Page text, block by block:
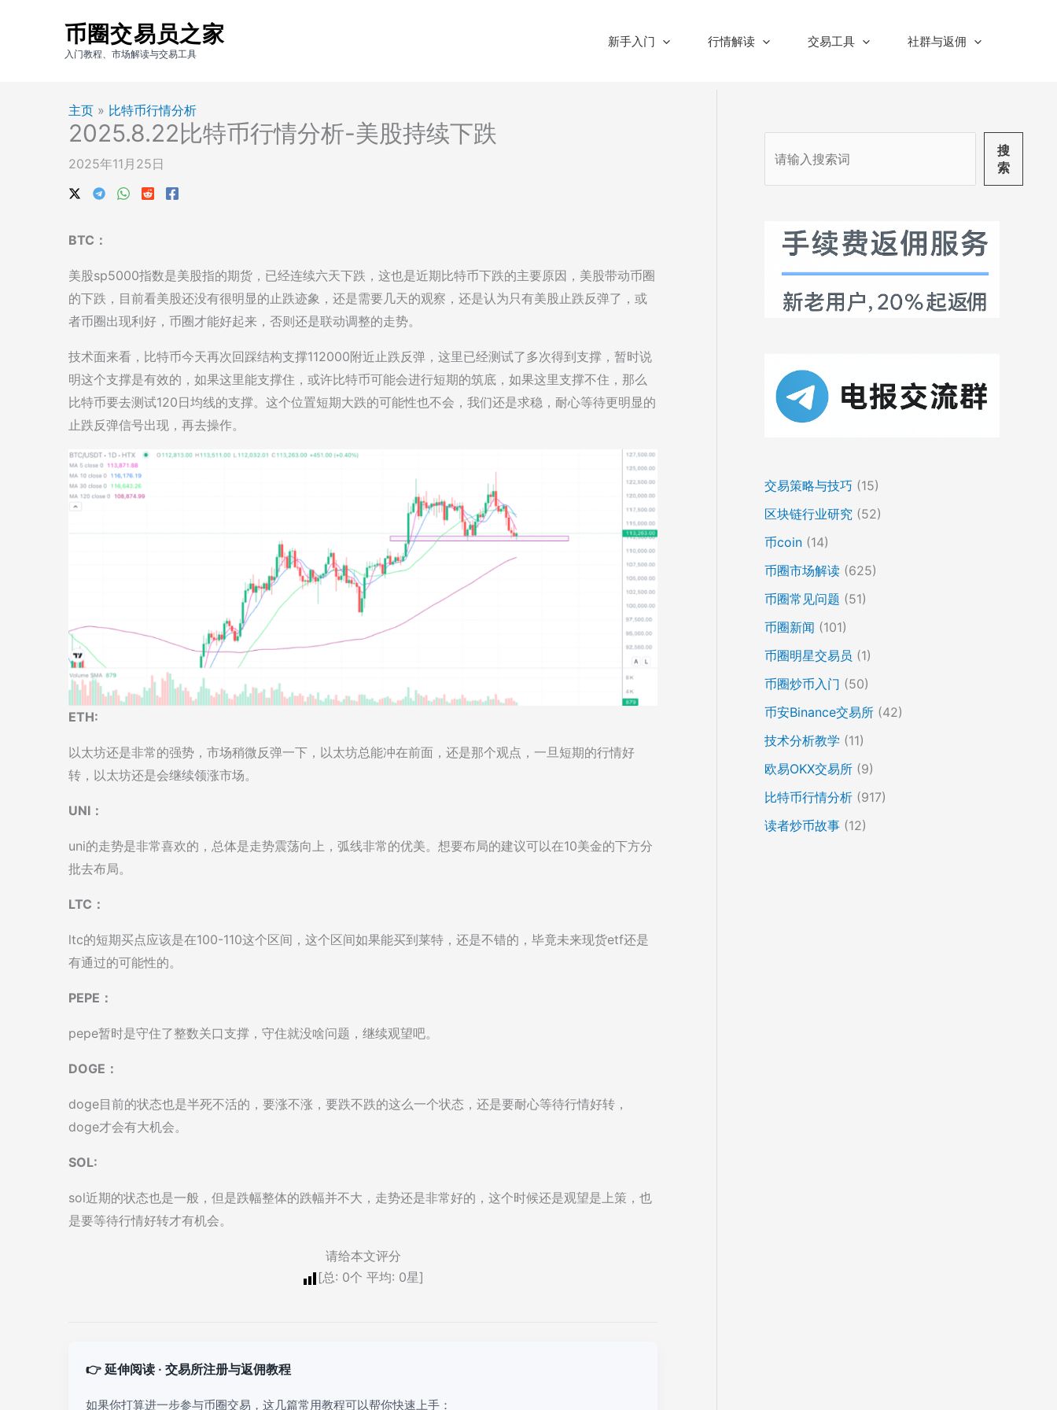
币圈交易员之家
入门教程、市场解读与交易工具
新手入门 行情解读 交易工具 社群与返佣
主页 » 比特币行情分析
2025.8.22比特币行情分析-美股持续下跌
2025年11月25日
BTC：
美股sp5000指数是美股指的期货，已经连续六天下跌，这也是近期比特币下跌的主要原因，美股带动币圈
的下跌，目前看美股还没有很明显的止跌迹象，还是需要几天的观察，还是认为只有美股止跌反弹了，或
者币圈出现利好，币圈才能好起来，否则还是联动调整的走势。
技术面来看，比特币今天再次回踩结构支撑112000附近止跌反弹，这里已经测试了多次得到支撑，暂时说
明这个支撑是有效的，如果这里能支撑住，或许比特币可能会进行短期的筑底，如果这里支撑不住，那么
比特币要去测试120日均线的支撑。这个位置短期大跌的可能性也不会，我们还是求稳，耐心等待更明显的
止跌反弹信号出现，再去操作。
ETH:
以太坊还是非常的强势，市场稍微反弹一下，以太坊总能冲在前面，还是那个观点，一旦短期的行情好
转，以太坊还是会继续领涨市场。
UNI：
uni的走势是非常喜欢的，总体是走势震荡向上，弧线非常的优美。想要布局的建议可以在10美金的下方分
批去布局。
LTC：
ltc的短期买点应该是在100-110这个区间，这个区间如果能买到莱特，还是不错的，毕竟未来现货etf还是
有通过的可能性的。
PEPE：
pepe暂时是守住了整数关口支撑，守住就没啥问题，继续观望吧。
DOGE：
doge目前的状态也是半死不活的，要涨不涨，要跌不跌的这么一个状态，还是要耐心等待行情好转，
doge才会有大机会。
SOL:
sol近期的状态也是一般，但是跌幅整体的跌幅并不大，走势还是非常好的，这个时候还是观望是上策，也
是要等待行情好转才有机会。
请给本文评分
[总: 0个 平均: 0星]
👉 延伸阅读 · 交易所注册与返佣教程
如果你打算进一步参与币圈交易，这几篇常用教程可以帮你快速上手：
搜
索
交易策略与技巧 (15)
区块链行业研究 (52)
币coin (14)
币圈市场解读 (625)
币圈常见问题 (51)
币圈新闻 (101)
币圈明星交易员 (1)
币圈炒币入门 (50)
币安Binance交易所 (42)
技术分析教学 (11)
欧易OKX交易所 (9)
比特币行情分析 (917)
读者炒币故事 (12)